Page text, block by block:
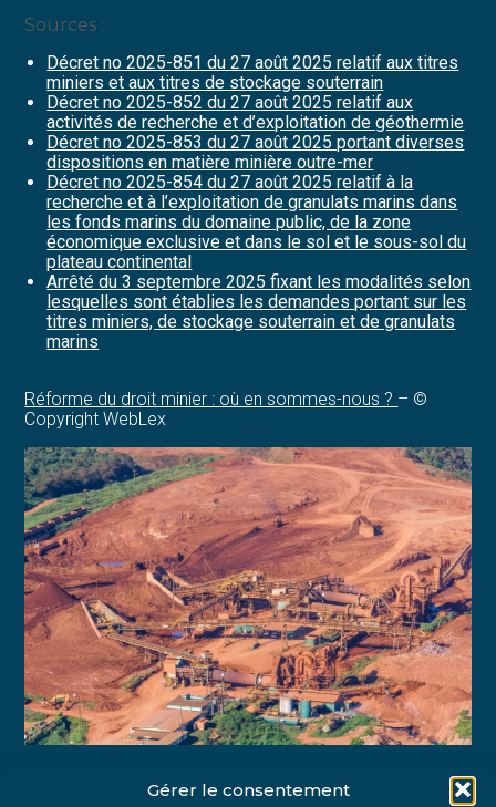
Gérer le consentement
Sources :
Décret no 2025-851 du 27 août 2025 relatif aux titres
miniers et aux titres de stockage souterrain
Décret no 2025-852 du 27 août 2025 relatif aux
activités de recherche et d’exploitation de géothermie
Décret no 2025-853 du 27 août 2025 portant diverses
dispositions en matière minière outre-mer
Décret no 2025-854 du 27 août 2025 relatif à la
recherche et à l’exploitation de granulats marins dans
les fonds marins du domaine public, de la zone
économique exclusive et dans le sol et le sous-sol du
plateau continental
Arrêté du 3 septembre 2025 fixant les modalités selon
lesquelles sont établies les demandes portant sur les
titres miniers, de stockage souterrain et de granulats
marins
Réforme du droit minier : où en sommes-nous ? – ©
Copyright WebLex